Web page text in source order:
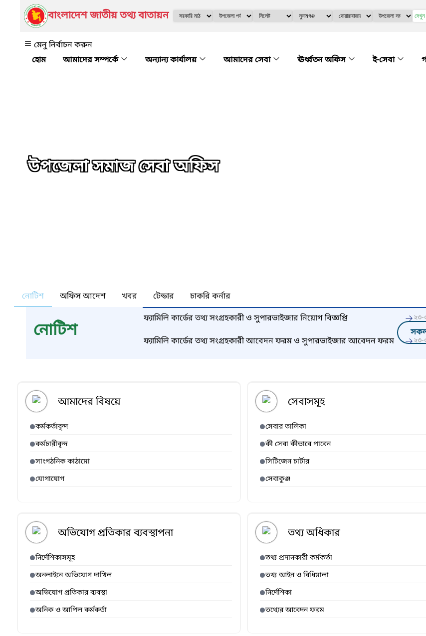
বাংলাদেশ জাতীয় তথ্য বাতায়ন দেখুন
মেনু নির্বাচন করুন
আমাদের সম্পর্কে
অন্যান্য কার্যালয় আমাদের সেবা ঊর্ধ্বতন অফিস ই-সেবা
উপজেলা সমাজ সেবা অফিস
নোটিশ অফিস আদেশ খবর টেন্ডার চাকরি কর্নার
নোটিশ
ফ্যামিলি কার্ডের তথ্য সংগ্রহকারী ও সুপারভাইজার নিয়োগ বিজ্ঞপ্তি ২৩-
ফ্যামিলি কার্ডের তথ্য সংগ্রহকারী আবেদন ফরম ও সুপারভাইজার আবেদন ফরম ২৩-
আমাদের বিষয়ে
কর্মকর্তাবৃন্দ
কর্মচারীবৃন্দ
সাংগঠনিক কাঠামো
যোগাযোগ
সেবাসমূহ
সেবার তালিকা
কী সেবা কীভাবে পাবেন
সিটিজেন চার্টার
সেবাকুঞ্জ
অভিযোগ প্রতিকার ব্যবস্থাপনা
নির্দেশিকাসমূহ
অনলাইনে অভিযোগ দাখিল
অভিযোগ প্রতিকার ব্যবস্থা
অনিক ও আপিল কর্মকর্তা
তথ্য অধিকার
তথ্য প্রদানকারী কর্মকর্তা
তথ্য আইন ও বিধিমালা
নির্দেশিকা
তথ্যের আবেদন ফরম